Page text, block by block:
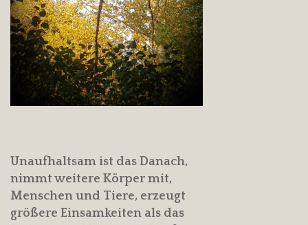
Unaufhaltsam ist das Danach,
nimmt weitere Körper mit,
Menschen und Tiere, erzeugt
größere Einsamkeiten als das